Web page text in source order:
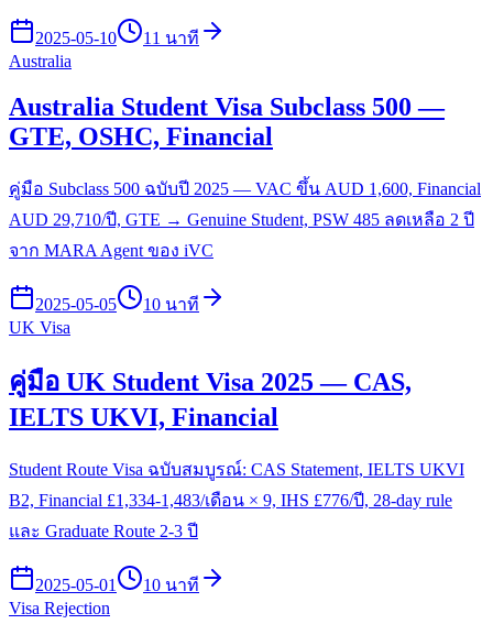
2025-05-10
11 นาที
Australia
Australia Student Visa Subclass 500 —
GTE, OSHC, Financial
คู่มือ Subclass 500 ฉบับปี 2025 — VAC ขึ้น AUD 1,600, Financial
AUD 29,710/ปี, GTE → Genuine Student, PSW 485 ลดเหลือ 2 ปี
จาก MARA Agent ของ iVC
2025-05-05
10 นาที
UK Visa
คู่มือ UK Student Visa 2025 — CAS,
IELTS UKVI, Financial
Student Route Visa ฉบับสมบูรณ์: CAS Statement, IELTS UKVI
B2, Financial £1,334-1,483/เดือน × 9, IHS £776/ปี, 28-day rule
และ Graduate Route 2-3 ปี
2025-05-01
10 นาที
Visa Rejection